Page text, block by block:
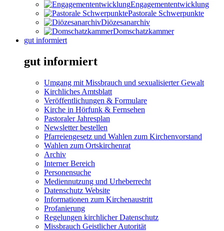
Engagemententwicklung
Pastorale Schwerpunkte
Diözesanarchiv
Domschatzkammer
gut informiert
gut informiert
Umgang mit Missbrauch und sexualisierter Gewalt
Kirchliches Amtsblatt
Veröffentlichungen & Formulare
Kirche in Hörfunk & Fernsehen
Pastoraler Jahresplan
Newsletter bestellen
Pfarreiengesetz und Wahlen zum Kirchenvorstand
Wahlen zum Ortskirchenrat
Archiv
Interner Bereich
Personensuche
Mediennutzung und Urheberrecht
Datenschutz Website
Informationen zum Kirchenaustritt
Profanierung
Regelungen kirchlicher Datenschutz
Missbrauch Geistlicher Autorität